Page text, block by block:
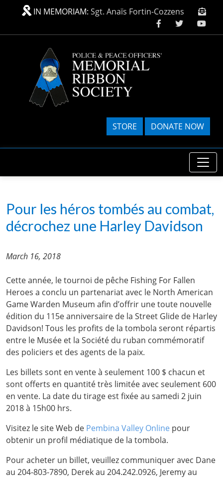
Skip to main content
IN MEMORIAM: Sgt. Anaïs Fortin-Cozzens
STORE DONATE NOW
Pour les héros tombés au combat,
décrochez une Harley Davidson
March 16, 2018
Cette année, le tournoi de pêche Fishing For Fallen
Heroes a conclu un partenariat avec le North American
Game Warden Museum afin d’offrir une toute nouvelle
édition du 115e anniversaire de la Street Glide de Harley
Davidson! Tous les profits de la tombola seront répartis
entre le Musée et la Société du ruban commémoratif
des policiers et des agents de la paix.
Les billets sont en vente à seulement 100 $ chacun et
sont offerts en quantité très limitée avec seulement 600
en vente. La date du tirage est fixée au samedi 2 juin
2018 à 15h00 hrs.
Visitez le site Web de Pembina Valley Online pour
obtenir un profil médiatique de la tombola.
Pour acheter un billet, veuillez communiquer avec Dane
au 204-803-7890, Derek au 204.242.0926, Jeremy au